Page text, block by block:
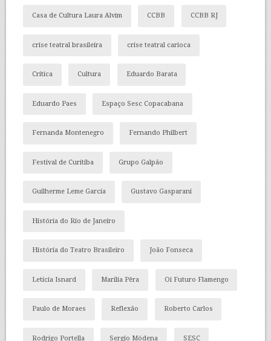
Casa de Cultura Laura Alvim CCBB CCBB RJ
crise teatral brasileira crise teatral carioca
Crítica Cultura Eduardo Barata
Eduardo Paes Espaço Sesc Copacabana
Fernanda Montenegro Fernando Philbert
Festival de Curitiba Grupo Galpão
Guilherme Leme Garcia Gustavo Gasparani
História do Rio de Janeiro
História do Teatro Brasileiro João Fonseca
Letícia Isnard Marília Pêra Oi Futuro Flamengo
Paulo de Moraes Reflexão Roberto Carlos
Rodrigo Portella Sergio Módena SESC